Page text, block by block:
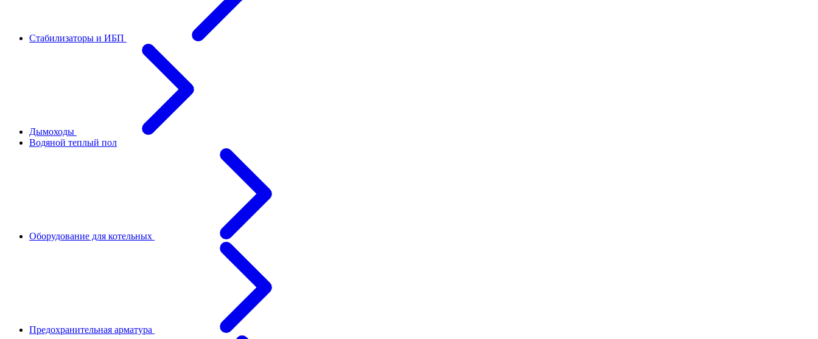
Стабилизаторы и ИБП
Дымоходы
Водяной теплый пол
Оборудование для котельных
Предохранительная арматура